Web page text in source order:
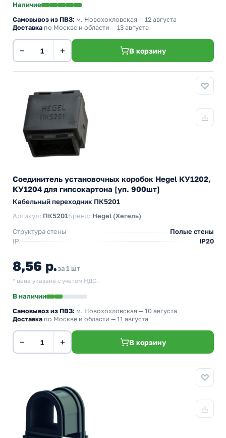
Наличие
Самовывоз из ПВЗ: м. Новохохловская — 12 августа
Доставка по Москве и области — 13 августа
− + В корзину
Соединитель установочных коробок Hegel КУ1202,
КУ1204 для гипсокартона [уп. 900шт]
Кабельный переходник ПК5201
Артикул: ПК5201Бренд: Hegel (Хегель)
Структура стены
Полые стены
IP
IP20
8,56 р.за 1 шт
* цена указана с учетом НДС.
В наличии
Самовывоз из ПВЗ: м. Новохохловская — 10 августа
Доставка по Москве и области — 11 августа
− + В корзину